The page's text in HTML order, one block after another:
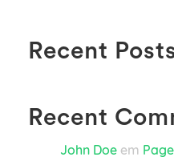
Recent
Recent
John Doe em